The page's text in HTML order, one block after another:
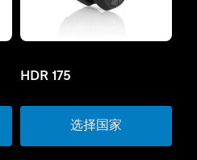
HDR 175
选择国家